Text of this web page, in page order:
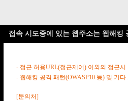
접속 시도중에 있는 웹주소는 웹해킹
- 접근 허용URL(접근제어) 이외의 접근시
- 웹해킹 공격 패턴(OWASP10 등) 및 기
[문의처]